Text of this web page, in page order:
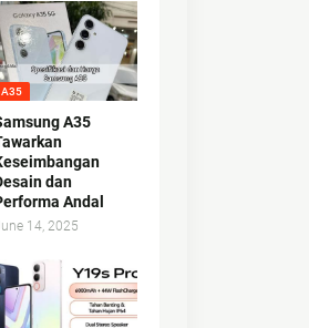
A35
A35
dan
Andal
14, 2025